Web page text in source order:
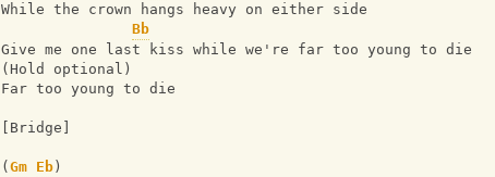
While the crown hangs heavy on either side
Bb
Give me one last kiss while we're far too young to die
(Hold optional)
Far too young to die
[Bridge]
( Gm Eb )